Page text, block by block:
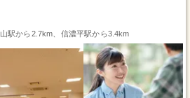
駅から2.7km、信濃平駅から3.4km